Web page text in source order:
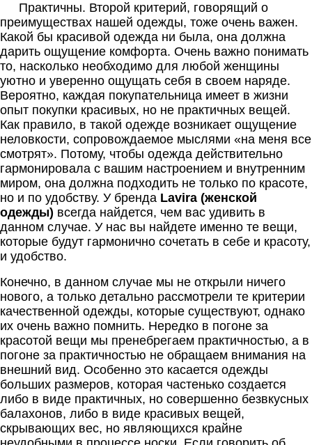
Практичны. Второй критерий, говорящий о
преимуществах нашей одежды, тоже очень важен.
Какой бы красивой одежда ни была, она должна
дарить ощущение комфорта. Очень важно понимать
то, насколько необходимо для любой женщины
уютно и уверенно ощущать себя в своем наряде.
Вероятно, каждая покупательница имеет в жизни
опыт покупки красивых, но не практичных вещей.
Как правило, в такой одежде возникает ощущение
неловкости, сопровождаемое мыслями «на меня все
смотрят». Потому, чтобы одежда действительно
гармонировала с вашим настроением и внутренним
миром, она должна подходить не только по красоте,
но и по удобству. У бренда Lavira (женской
одежды) всегда найдется, чем вас удивить в
данном случае. У нас вы найдете именно те вещи,
которые будут гармонично сочетать в себе и красоту,
и удобство.
Конечно, в данном случае мы не открыли ничего
нового, а только детально рассмотрели те критерии
качественной одежды, которые существуют, однако
их очень важно помнить. Нередко в погоне за
красотой вещи мы пренебрегаем практичностью, а в
погоне за практичностью не обращаем внимания на
внешний вид. Особенно это касается одежды
больших размеров, которая частенько создается
либо в виде практичных, но совершенно безвкусных
балахонов, либо в виде красивых вещей,
скрывающих вес, но являющихся крайне